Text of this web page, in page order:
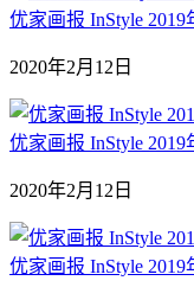
优家画报 InStyle
2020年2月12日
优家画报 InStyle 2019
2020年2月12日
优家画报 InStyle 2019